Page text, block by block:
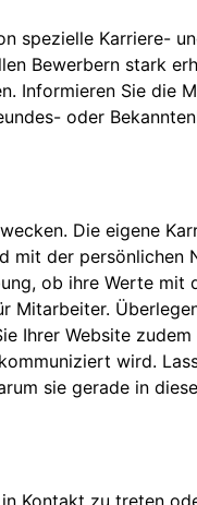
spezielle Karriere-
Bewerbern stark
Informieren Sie die
oder
Die eigene
mit der persönlichen
ob ihre Werte mit
Mitarbeiter.
Ihrer Website
wird.
sie gerade in
Kontakt zu treten